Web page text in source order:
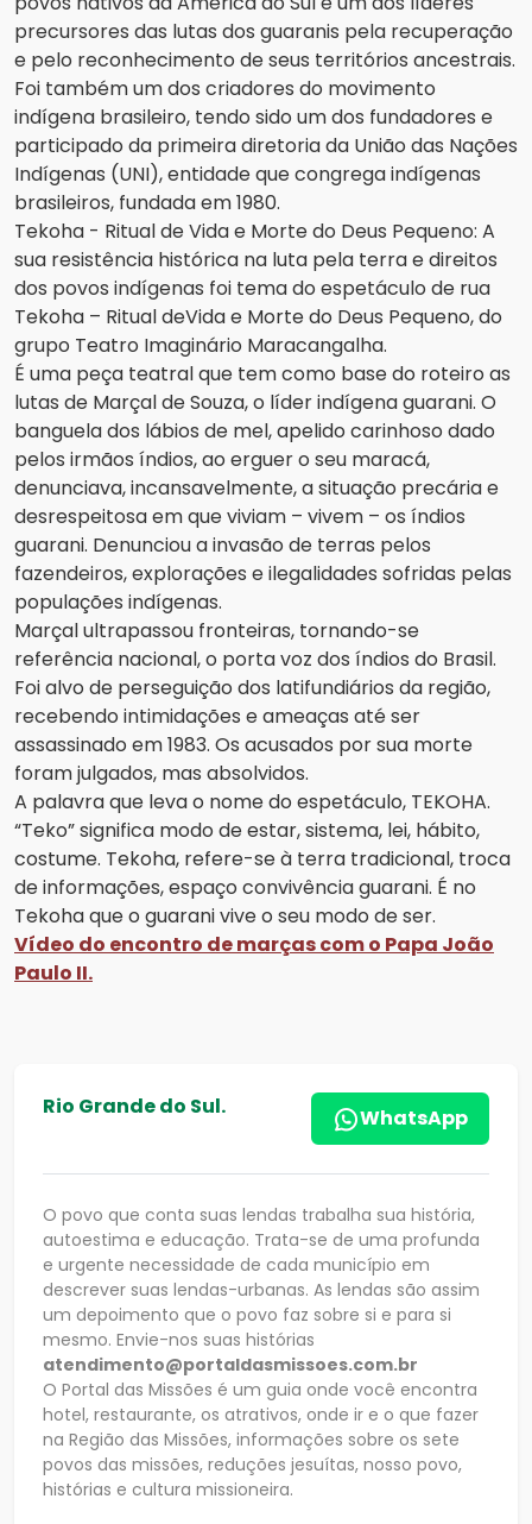
precursores das lutas dos guaranis pela recuperação
e pelo reconhecimento de seus territórios ancestrais.
Foi também um dos criadores do movimento
indígena brasileiro, tendo sido um dos fundadores e
participado da primeira diretoria da União das Nações
Indígenas (UNI), entidade que congrega indígenas
brasileiros, fundada em 1980.
Tekoha - Ritual de Vida e Morte do Deus Pequeno: A
sua resistência histórica na luta pela terra e direitos
dos povos indígenas foi tema do espetáculo de rua
Tekoha – Ritual deVida e Morte do Deus Pequeno, do
grupo Teatro Imaginário Maracangalha.
É uma peça teatral que tem como base do roteiro as
lutas de Marçal de Souza, o líder indígena guarani. O
banguela dos lábios de mel, apelido carinhoso dado
pelos irmãos índios, ao erguer o seu maracá,
denunciava, incansavelmente, a situação precária e
desrespeitosa em que viviam – vivem – os índios
guarani. Denunciou a invasão de terras pelos
fazendeiros, explorações e ilegalidades sofridas pelas
populações indígenas.
Marçal ultrapassou fronteiras, tornando-se
referência nacional, o porta voz dos índios do Brasil.
Foi alvo de perseguição dos latifundiários da região,
recebendo intimidações e ameaças até ser
assassinado em 1983. Os acusados por sua morte
foram julgados, mas absolvidos.
A palavra que leva o nome do espetáculo, TEKOHA.
“Teko” significa modo de estar, sistema, lei, hábito,
costume. Tekoha, refere-se à terra tradicional, troca
de informações, espaço convivência guarani. É no
Tekoha que o guarani vive o seu modo de ser.
Vídeo do encontro de marças com o Papa João
Paulo II.
Rio Grande do Sul. WhatsApp
O povo que conta suas lendas trabalha sua história,
autoestima e educação. Trata-se de uma profunda
e urgente necessidade de cada município em
descrever suas lendas-urbanas. As lendas são assim
um depoimento que o povo faz sobre si e para si
mesmo. Envie-nos suas histórias
atendimento@portaldasmissoes.com.br
O Portal das Missões é um guia onde você encontra
hotel, restaurante, os atrativos, onde ir e o que fazer
na Região das Missões, informações sobre os sete
povos das missões, reduções jesuítas, nosso povo,
histórias e cultura missioneira.